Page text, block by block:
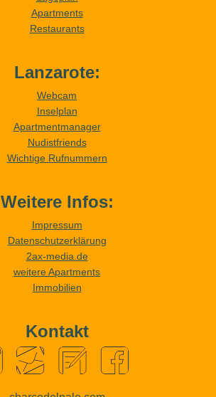
Apartments
Restaurants
Lanzarote:
Webcam
Inselplan
Apartmentmanager
Nudistfriends
Wichtige Rufnummern
Weitere Infos:
Impressum
Datenschutzerklärung
2ax-media.de
weitere Apartments
Immobilien
Kontakt